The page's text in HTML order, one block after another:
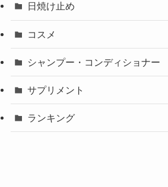
日焼け止め
コスメ
シャンプー・コンディショナー
サプリメント
ランキング